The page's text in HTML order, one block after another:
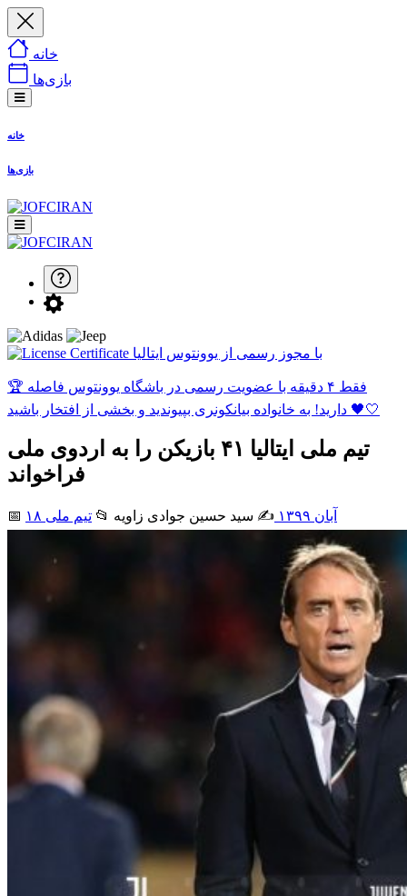
خانه
بازی‌ها
خانه
بازی‌ها
با مجوز رسمی از یوونتوس ایتالیا
🏆 فقط ۴ دقیقه با عضویت رسمی در باشگاه یوونتوس فاصله
دارید! به خانواده بیانکونری بپیوندید و بخشی از افتخار باشید 🖤🤍
تیم ملی ایتالیا ۴۱ بازیکن را به اردوی ملی
فراخواند
📅 ۱۸ آبان ۱۳۹۹ ✍️ سید حسین جوادی زاويه 📂 تیم ملی